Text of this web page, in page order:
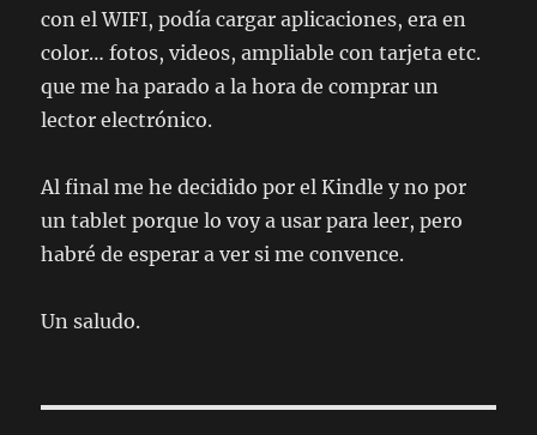
con el WIFI, podía cargar aplicaciones, era en
color… fotos, videos, ampliable con tarjeta etc.
que me ha parado a la hora de comprar un
lector electrónico.
Al final me he decidido por el Kindle y no por
un tablet porque lo voy a usar para leer, pero
habré de esperar a ver si me convence.
Un saludo.